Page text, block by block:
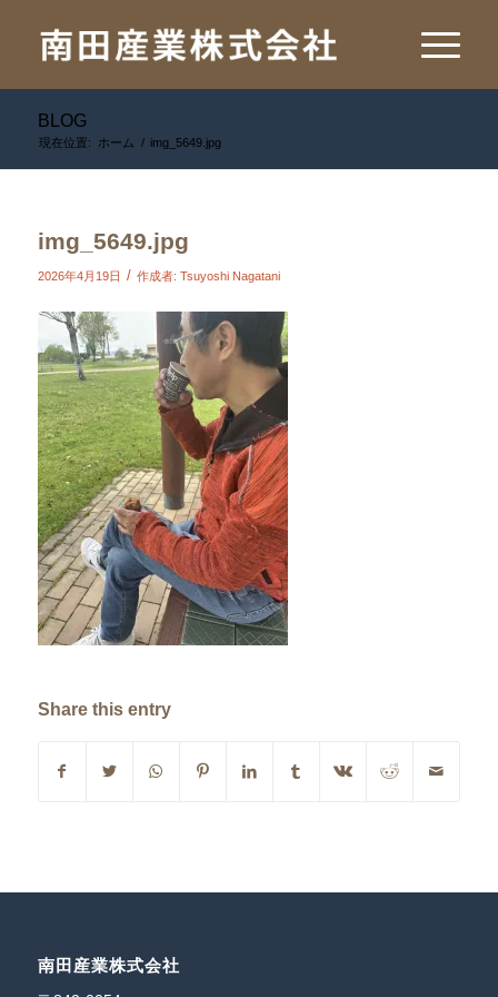
BLOG
現在位置: ホーム / img_5649.jpg
img_5649.jpg
2026年4月19日 / 作成者: Tsuyoshi Nagatani
Share this entry
南田産業株式会社